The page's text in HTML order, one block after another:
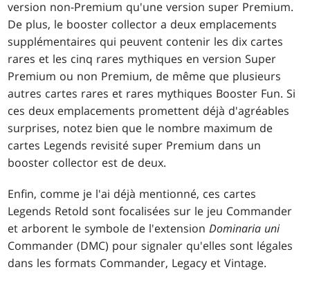
version non-Premium qu'une version super Premium.
De plus, le booster collector a deux emplacements
supplémentaires qui peuvent contenir les dix cartes
rares et les cinq rares mythiques en version Super
Premium ou non Premium, de même que plusieurs
autres cartes rares et rares mythiques Booster Fun. Si
ces deux emplacements promettent déjà d'agréables
surprises, notez bien que le nombre maximum de
cartes Legends revisité super Premium dans un
booster collector est de deux.
Enfin, comme je l'ai déjà mentionné, ces cartes
Legends Retold sont focalisées sur le jeu Commander
et arborent le symbole de l'extensionDominaria uni
Commander (DMC) pour signaler qu'elles sont légales
dans les formats Commander, Legacy et Vintage.